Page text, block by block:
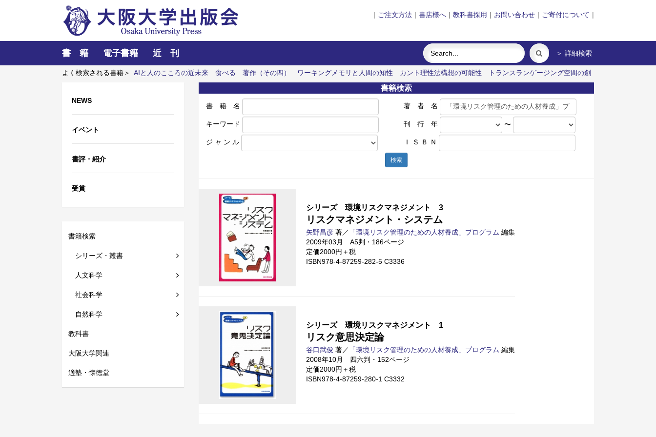
| ご注文方法 | 書店様へ | 教科書採用 | お問い合わせ | ご寄付について |
書 籍 電子書籍 近 刊 ＞ 詳細検索
よく検索される書籍＞ AIと人のこころの近未来 食べる 著作（その四） ワーキングメモリと人間の知性 カント理性法構想の可能性
トランスランゲージング空間の創
NEWS
イベント
書評・紹介
受賞
書籍検索
シリーズ・叢書
人文科学
社会科学
自然科学
教科書
大阪大学関連
適塾・懐徳堂
書籍検索
書 籍 名 著 者 名
キーワード 刊 行 年 〜
ジ ャ ン ル Ｉ Ｓ Ｂ Ｎ
検索
シリーズ 環境リスクマネジメント 3
リスクマネジメント・システム
矢野昌彦 著／ 「環境リスク管理のための人材養成」プログラム 編集
2009年03月 A5判・186ページ
定価2000円＋税
ISBN978-4-87259-282-5 C3336
シリーズ 環境リスクマネジメント 1
リスク意思決定論
谷口武俊 著／ 「環境リスク管理のための人材養成」プログラム 編集
2008年10月 四六判・152ページ
定価2000円＋税
ISBN978-4-87259-280-1 C3332